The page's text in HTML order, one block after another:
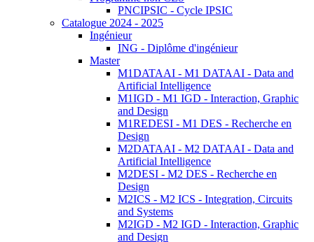
PNCIPSIC - Cycle IPSIC
Catalogue 2024 - 2025
Ingénieur
ING - Diplôme d'ingénieur
Master
M1DATAAI - M1 DATAAI - Data and
Artificial Intelligence
M1IGD - M1 IGD - Interaction, Graphic
and Design
M1REDESI - M1 DES - Recherche en
Design
M2DATAAI - M2 DATAAI - Data and
Artificial Intelligence
M2DESI - M2 DES - Recherche en
Design
M2ICS - M2 ICS - Integration, Circuits
and Systems
M2IGD - M2 IGD - Interaction, Graphic
and Design